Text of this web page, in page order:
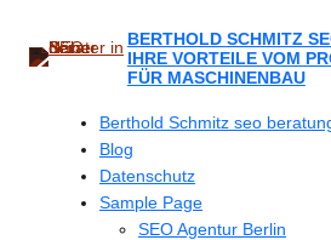
springen
BERTHOLD SCHMITZ
IHRE VORTEILE VOM
FÜR MASCHINENBAU
Berthold Schmitz seo
Blog
Datenschutz
Sample Page
SEO Agentur Berlin